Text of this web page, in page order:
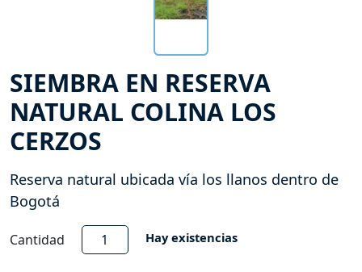
SIEMBRA EN RESERVA
NATURAL COLINA LOS
CERZOS
Reserva natural ubicada vía los llanos dentro de
Bogotá
Cantidad
Siembra
en
Hay existencias